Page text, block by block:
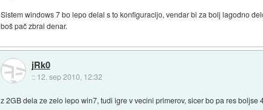
Sistem windows 7 bo lepo delal s to konfiguracijo, vendar bi za bolj lagodno
boš pač zbral denar.
jRk0
:: 12. sep 2010, 12:32
z 2GB dela ze zelo lepo win7, tudi igre v vecini primerov, sicer bo pa res boljse